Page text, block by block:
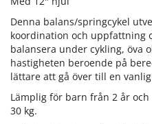
Denna balans/springcykel
koordination och uppfattning
balansera under cykling, öva
hastigheten beroende på
lättare att gå över till en vanlig
Lämplig för barn från 2 år
30 kg.